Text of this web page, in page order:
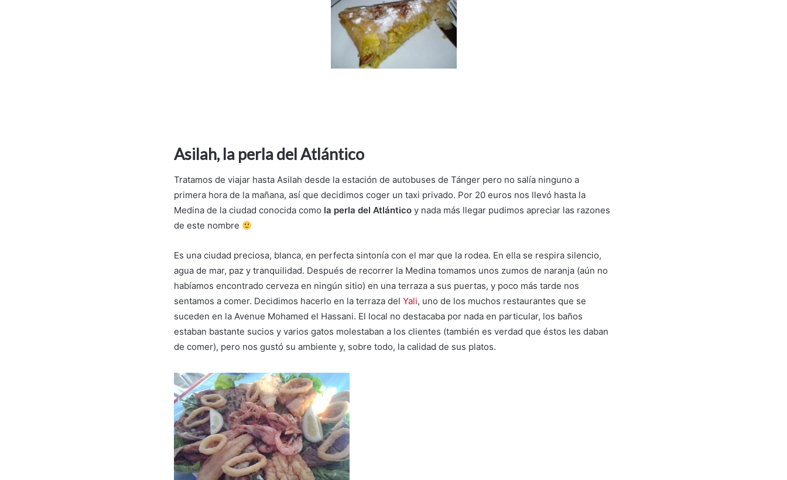
Asilah, la perla del Atlántico
Tratamos de viajar hasta Asilah desde la estación de autobuses de Tánger pero no salía ninguno a
primera hora de la mañana, así que decidimos coger un taxi privado. Por 20 euros nos llevó hasta la
Medina de la ciudad conocida como la perla del Atlántico y nada más llegar pudimos apreciar las razones
de este nombre
Es una ciudad preciosa, blanca, en perfecta sintonía con el mar que la rodea. En ella se respira silencio,
agua de mar, paz y tranquilidad. Después de recorrer la Medina tomamos unos zumos de naranja (aún no
habíamos encontrado cerveza en ningún sitio) en una terraza a sus puertas, y poco más tarde nos
sentamos a comer. Decidimos hacerlo en la terraza del Yali, uno de los muchos restaurantes que se
suceden en la Avenue Mohamed el Hassani. El local no destacaba por nada en particular, los baños
estaban bastante sucios y varios gatos molestaban a los clientes (también es verdad que éstos les daban
de comer), pero nos gustó su ambiente y, sobre todo, la calidad de sus platos.